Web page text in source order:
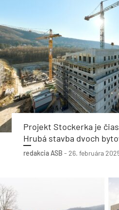
Projekt Stockerka je
Hrubá stavba dvoch
redakcia ASB - 26. februára